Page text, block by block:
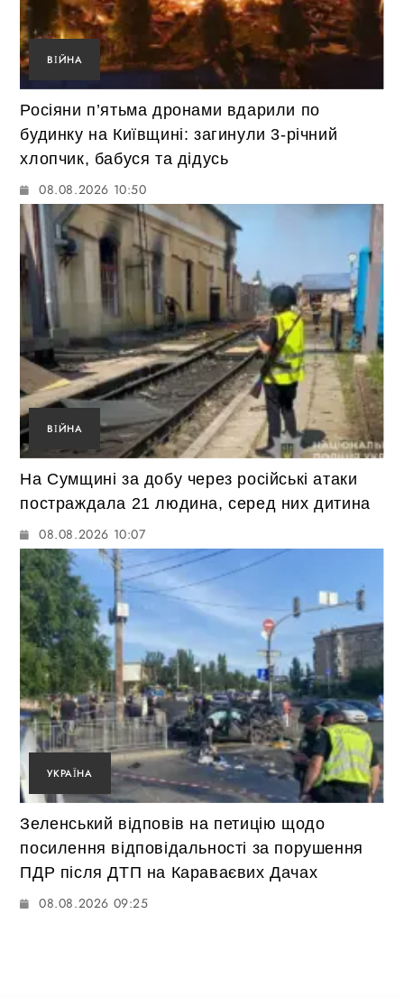
ВІЙНА
Росіяни п’ятьма дронами вдарили по
будинку на Київщині: загинули 3-річний
хлопчик, бабуся та дідусь
08.08.2026 10:50
ВІЙНА
На Сумщині за добу через російські атаки
постраждала 21 людина, серед них дитина
08.08.2026 10:07
УКРАЇНА
Зеленський відповів на петицію щодо
посилення відповідальності за порушення
ПДР після ДТП на Караваєвих Дачах
08.08.2026 09:25